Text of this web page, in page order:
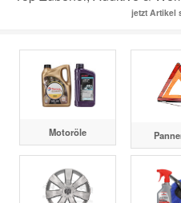
jetzt Artikel
Motoröle